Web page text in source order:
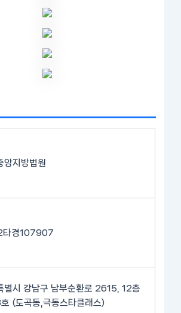
앙지방법원
경107907
별시 강남구 남부순환로 2615, 12층
(도곡동,극동스타클래스)